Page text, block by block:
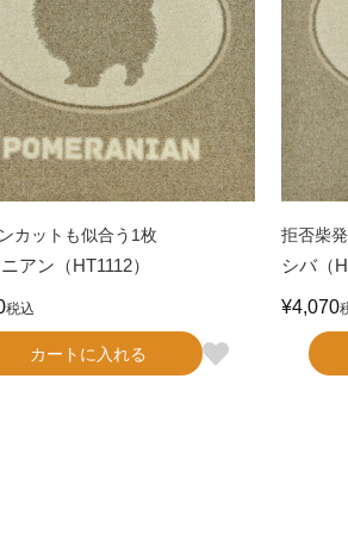
カットも似合う1枚
アン（HT1112）
税込
カートに入れる
拒否柴
シバ（
¥4,070